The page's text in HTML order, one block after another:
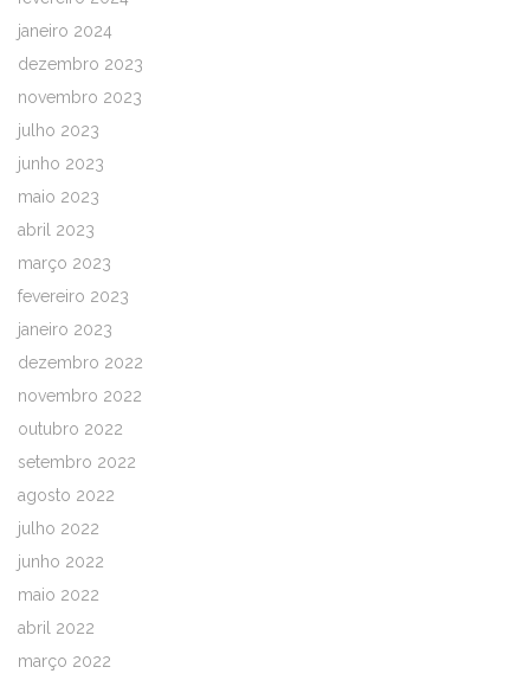
janeiro 2024
dezembro 2023
novembro 2023
julho 2023
junho 2023
maio 2023
abril 2023
março 2023
fevereiro 2023
janeiro 2023
dezembro 2022
novembro 2022
outubro 2022
setembro 2022
agosto 2022
julho 2022
junho 2022
maio 2022
abril 2022
março 2022